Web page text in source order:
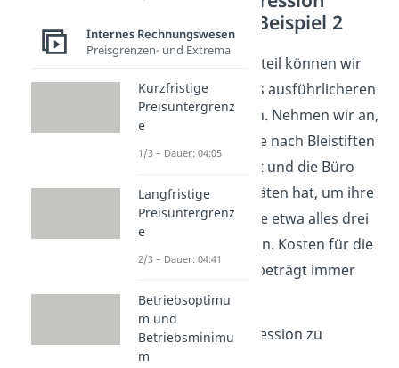
berechnen – Beispiel 2
Diesen Größenvorteil können wir
auch anhand eines ausführlicheren
Beispiels erkennen. Nehmen wir an,
dass die Nachfrage nach Bleistiften
immer mehr steigt und die Büro
GmbH die Kapazitäten hat, um ihre
Produktionsmenge etwa alles drei
Monate zu erhöhen. Kosten für die
Produktionshalle beträgt immer
noch20.000€.
Die Fixkostendegression zu
berechnen erfolgt
Internes Rechnungswesen
Preisgrenzen- und Extrema
Kurzfristige
Preisuntergrenz
e
1/3 – Dauer: 04:05
Langfristige
Preisuntergrenz
e
2/3 – Dauer: 04:41
Betriebsoptimu
m und
Betriebsminimu
m